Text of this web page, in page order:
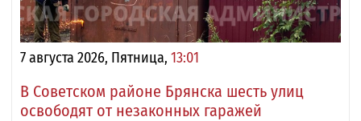
7 августа 2026, Пятница, 13:01
В Советском районе Брянска шесть улиц
освободят от незаконных гаражей